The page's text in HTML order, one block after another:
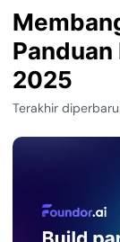
2025
Terakhir